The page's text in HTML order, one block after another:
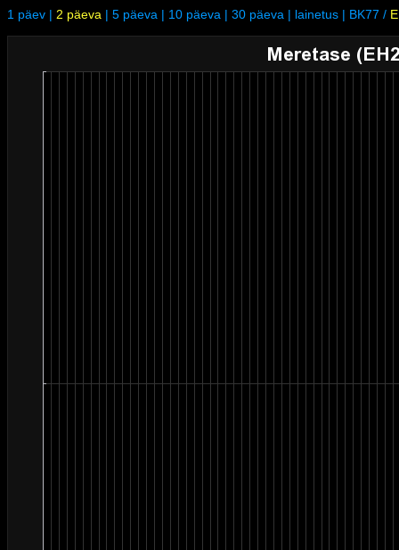
1 päev | 2 päeva | 5 päeva | 10 päeva | 30 päeva | lainetus | BK77 /